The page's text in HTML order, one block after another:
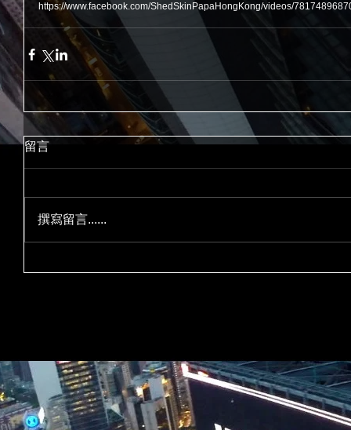
https://www.facebook.com/ShedSkinPapaHongKong/videos/
留言
撰寫留言......